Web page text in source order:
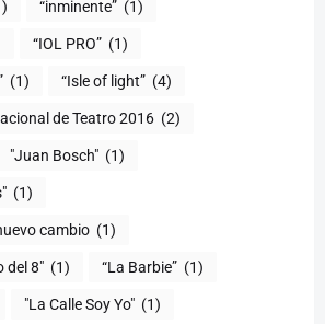
“inminente” (1)
“IOL PRO” (1)
(1) “Isle of light” (4)
de Teatro 2016 (2)
"Juan Bosch" (1)
(1)
cambio (1)
del 8" (1) “La Barbie” (1)
"La Calle Soy Yo" (1)